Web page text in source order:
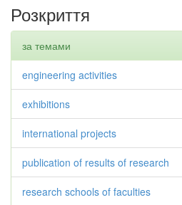
Розкриття
за темами
engineering activities
exhibitions
international projects
publication of results of research
research schools of faculties